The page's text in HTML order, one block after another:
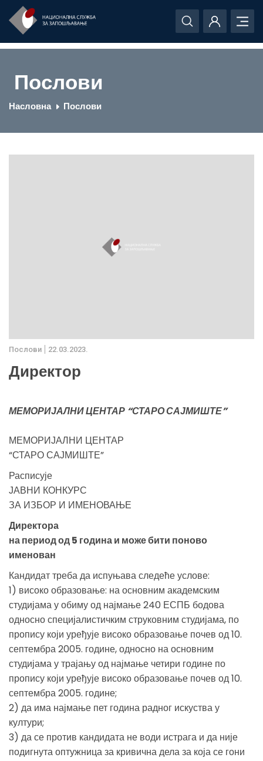
Послови
Насловна Послови
Послови 22.03.2023.
Директор
МЕМОРИЈАЛНИ ЦЕНТАР “СТАРО САЈМИШТЕ”
МЕМОРИЈАЛНИ ЦЕНТАР
“СТАРО САЈМИШТЕ”
Расписује
ЈАВНИ КОНКУРС
ЗА ИЗБОР И ИМЕНОВАЊЕ
Директора
на период од 5 година и може бити поново
именован
Кандидат треба да испуњава следеће услове:
1) високо образовање: на основним академским
студијама у обиму од најмање 240 ЕСПБ бодова
односно специјалистичким струковним студијама, по
пропису који уређује високо образовање почев од 10.
септембра 2005. године, односно на основним
студијама у трајању од најмање четири године по
пропису који уређује високо образовање почев од 10.
септембра 2005. године;
2) да има најмање пет година радног искуства у
култури;
3) да се против кандидата не води истрага и да није
подигнута оптужница за кривична дела за која се гони